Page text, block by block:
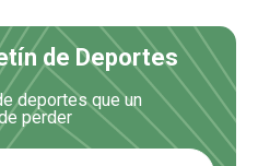
de Deportes
deportes que un
perder